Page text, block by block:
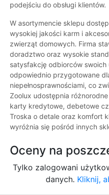
podejściu do obsługi klientów.
W asortymencie sklepu
wysokiej jakości karm i
zwierząt domowych. Firma
doradztwo oraz wysokie
satysfakcję odbiorców swoich
odpowiednio przygotowane
niepełnosprawnościami, co
Zoolux udostępnia
karty kredytowe, debetowe
Troska o detale oraz komfort
wyróżnia się pośród innych
Oceny na
Tylko zalogowani
danych. Kliknij,